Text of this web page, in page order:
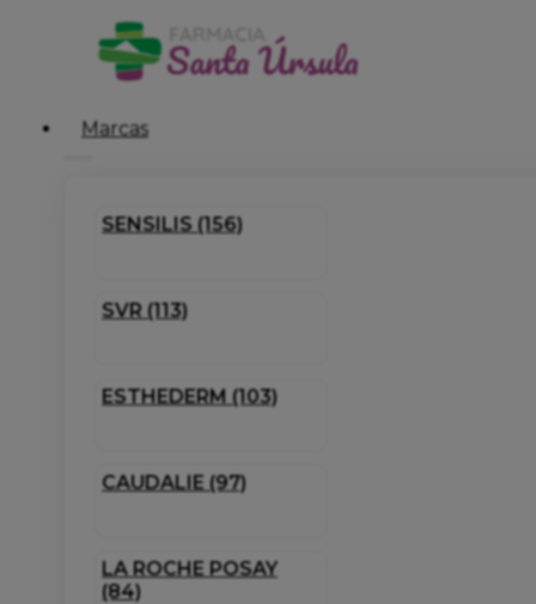
Marcas
SENSILIS (156)
SVR (113)
ESTHEDERM (103)
CAUDALIE (97)
LA ROCHE POSAY
(84)